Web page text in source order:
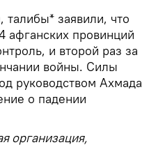
талибы* заявили, что
провинций
и второй раз за
войны. Силы
руководством Ахмада
о падении
организация,